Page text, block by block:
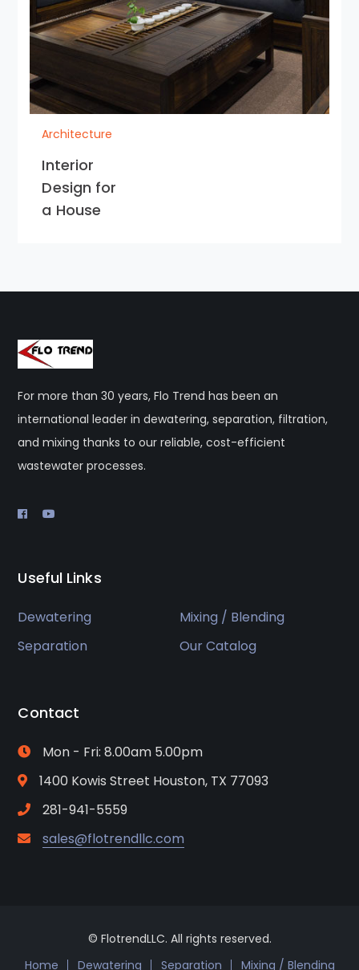
Architecture
Interior
Design for
a House
For more than 30 years, Flo Trend has been an
international leader in dewatering, separation, filtration,
and mixing thanks to our reliable, cost-efficient
wastewater processes.
Useful Links
Dewatering
Mixing / Blending
Separation
Our Catalog
Contact
Mon - Fri: 8.00am 5.00pm
1400 Kowis Street Houston, TX 77093
281-941-5559
sales@flotrendllc.com
© FlotrendLLC. All rights reserved.
Home
Dewatering Separation Mixing / Blending